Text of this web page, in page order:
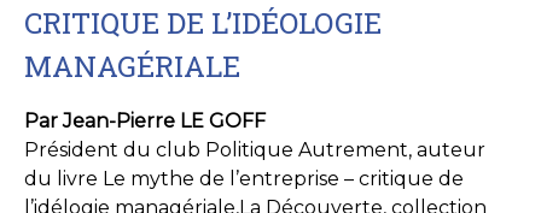
CRITIQUE DE L’IDÉOLOGIE
MANAGÉRIALE
Par Jean-Pierre LE GOFF
Président du club Politique Autrement, auteur
du livre Le mythe de l’entreprise – critique de
l’idélogie managériale,La Découverte, collection